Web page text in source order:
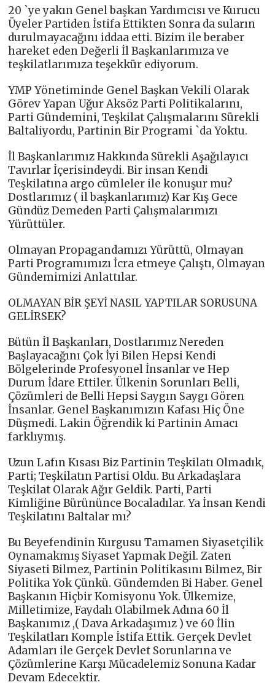
20 `ye yakın Genel başkan Yardımcısı ve Kurucu
Üyeler Partiden İstifa Ettikten Sonra da suların
durulmayacağını iddaa etti. Bizim ile beraber
hareket eden Değerli İl Başkanlarımıza ve
teşkilatlarımıza teşekkür ediyorum.
YMP Yönetiminde Genel Başkan Vekili Olarak
Görev Yapan Uğur Aksöz Parti Politikalarını,
Parti Gündemini, Teşkilat Çalışmalarını Sürekli
Baltaliyordu, Partinin Bir Programi `da Yoktu.
İl Başkanlarımız Hakkında Sürekli Aşağılayıcı
Tavırlar İçerisindeydi. Bir insan Kendi
Teşkilatına argo cümleler ile konuşur mu?
Dostlarımız ( il başkanlarımız) Kar Kış Gece
Gündüz Demeden Parti Çalışmalarımızı
Yürüttüler.
Olmayan Propagandamızı Yürüttü, Olmayan
Parti Programımızı İcra etmeye Çalıştı, Olmayan
Gündemimizi Anlattılar.
OLMAYAN BİR ŞEYİ NASIL YAPTILAR SORUSUNA
GELİRSEK?
Bütün İl Başkanları, Dostlarımız Nereden
Başlayacağını Çok İyi Bilen Hepsi Kendi
Bölgelerinde Profesyonel İnsanlar ve Hep
Durum İdare Ettiler. Ülkenin Sorunları Belli,
Çözümleri de Belli Hepsi Saygın Saygı Gören
İnsanlar. Genel Başkanımızın Kafası Hiç Öne
Düşmedi. Lakin Öğrendik ki Partinin Amacı
farklıymış.
Uzun Lafın Kısası Biz Partinin Teşkilatı Olmadık,
Parti; Teşkilatın Partisi Oldu. Bu Arkadaşlara
Teşkilat Olarak Ağır Geldik. Parti, Parti
Kimliğine Bürününce Bocaladılar. Ya İnsan Kendi
Teşkilatını Baltalar mı?
Bu Beyefendinin Kurgusu Tamamen Siyasetçilik
Oynamakmış Siyaset Yapmak Değil. Zaten
Siyaseti Bilmez, Partinin Politikasını Bilmez, Bir
Politika Yok Çünkü. Gündemden Bi Haber. Genel
Başkanın Hiçbir Komisyonu Yok. Ülkemize,
Milletimize, Faydalı Olabilmek Adına 60 İl
Başkanımız ,( Dava Arkadaşımız ) ve 60 İlin
Teşkilatları Komple İstifa Ettik. Gerçek Devlet
Adamları ile Gerçek Devlet Sorunlarına ve
Çözümlerine Karşı Mücadelemiz Sonuna Kadar
Devam Edecektir.